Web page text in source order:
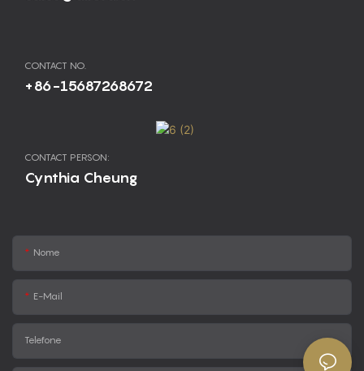
CONTACT NO.
+86-15687268672
CONTACT PERSON:
Cynthia Cheung
Nome
E-Mail
Telefone